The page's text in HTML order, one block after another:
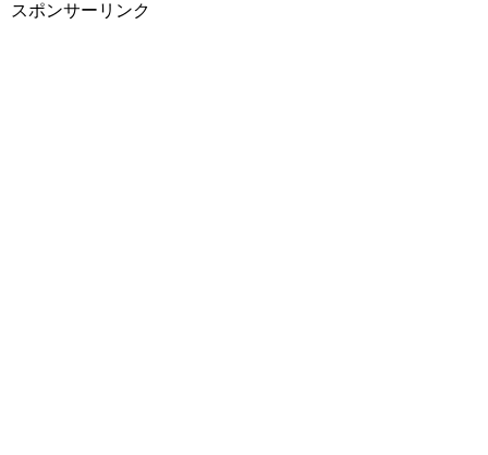
スポンサーリンク